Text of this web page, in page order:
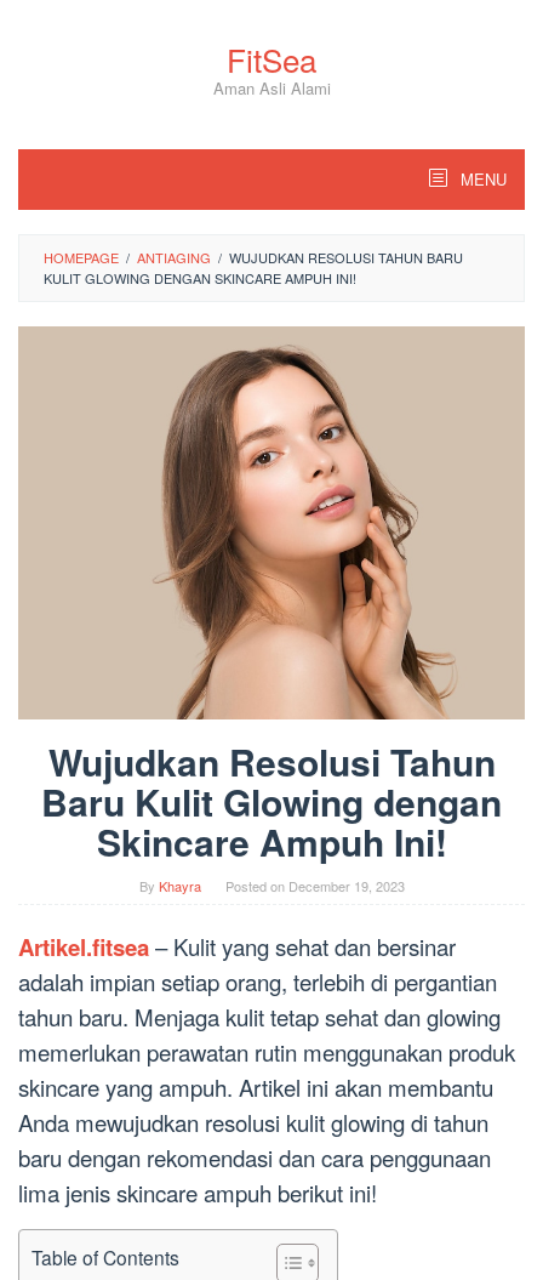
FitSea
Aman Asli Alami
MENU
HOMEPAGE / ANTIAGING / WUJUDKAN RESOLUSI TAHUN BARU
KULIT GLOWING DENGAN SKINCARE AMPUH INI!
Wujudkan Resolusi Tahun
Baru Kulit Glowing dengan
Skincare Ampuh Ini!
By Khayra Posted on December 19, 2023
Artikel.fitsea– Kulit yang sehat dan bersinar
adalah impian setiap orang, terlebih di pergantian
tahun baru. Menjaga kulit tetap sehat dan glowing
memerlukan perawatan rutin menggunakan produk
skincare yang ampuh. Artikel ini akan membantu
Anda mewujudkan resolusi kulit glowing di tahun
baru dengan rekomendasi dan cara penggunaan
lima jenis skincare ampuh berikut ini!
Table of Contents